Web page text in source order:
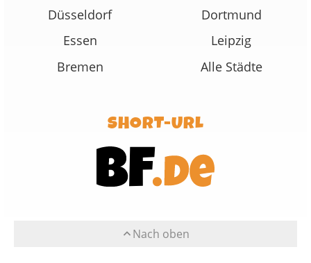
Düsseldorf
Dortmund
Essen
Leipzig
Bremen
Alle Städte
SHORT-URL
Nach oben